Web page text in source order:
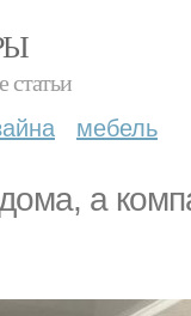
статьи
мебель
а